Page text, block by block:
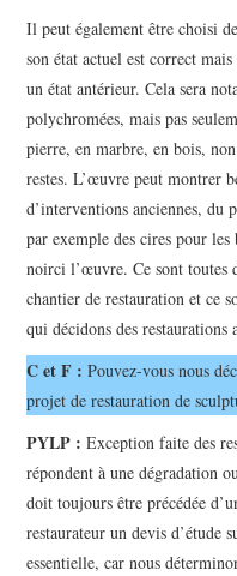
Il peut également être choisi
son état actuel est correct
un état antérieur. Cela sera
polychromées, mais pas
pierre, en marbre, en bois,
restes. L’œuvre peut montrer
d’interventions anciennes, du
par exemple des cires pour
noirci l’œuvre. Ce sont toutes
chantier de restauration et ce
qui décidons des restaurations
C et F : Pouvez-vous nous
projet de restauration de
PYLP :Exception faite des
répondent à une dégradation
doit toujours être précédée
restaurateur un devis d’étude
essentielle, car nous